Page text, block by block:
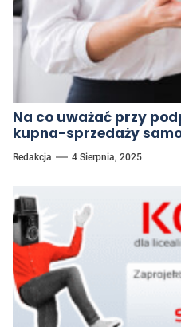
Na co uważać przy
kupna-sprzedaży
Redakcja 4 Sierpnia, 2025